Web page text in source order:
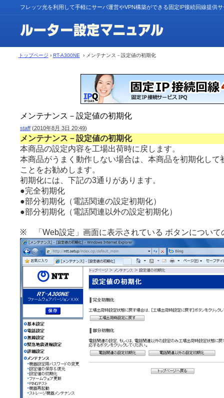
フレッツ光を利用して手軽にサーバ運営やVPN構築ができる固定IP接続回線提供
トップページ › RT-A300NE › メンテナンス－設定値の初期化
メンテナンス－設定値の初期化
staff (2010年8月 3日 20:49)
メンテナンス－設定値の初期化
本商品の設定内容を工場出荷時に戻します。
本商品がうまく動作しない場合は、本商品を初期化して
ことをお勧めします。
初期化には、下記の3通りがあります。
●完全初期化
●部分初期化（電話関連の設定初期化）
●部分初期化（電話関連以外の設定初期化）
※ 「Web設定」画面に表示されている ボタンについて